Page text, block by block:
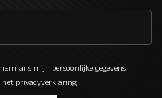
mijn persoonlijke gegevens
het privacyverklaring